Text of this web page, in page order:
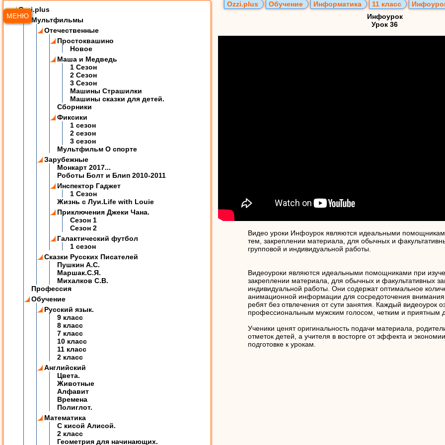
МЕНЮ
Ozzi.plus
Мультфильмы
Отечественные
Простоквашино
Новое
Маша и Медведь
1 Сезон
2 Сезон
3 Сезон
Машины Страшилки
Машины сказки для детей.
Сборники
Фиксики
1 сезон
2 сезон
3 сезон
Мультфильм О спорте
Зарубежные
Монкарт 2017...
Роботы Болт и Блип 2010-2011
Инспектор Гаджет
1 Сезон
Жизнь с Луи.Life with Louie
Приключения Джеки Чана.
Сезон 1
Сезон 2
Галактический футбол
1 сезон
Сказки Русских Писателей
Пушкин А.С.
Маршак.С.Я.
Михалков С.В.
Профессия
Обучение
Русский язык.
9 класс
8 класс
7 класс
10 класс
11 класс
2 класс
Английский
Цвета.
Животные
Алфавит
Времена
Полиглот.
Математика
C кисой Алисой.
2 класс
Геометрия для начинающих.
Ozzi.plus Обучение Информатика 11 класс
Инфоурок
Урок 36
Видео уроки Инфоурок являются идеальными
тем, закреплении материала, для обычных и
групповой и индивидуальной работы.
Видеоуроки являются идеальными помощниками при
закреплении материала, для обычных и факультативных
индивидуальной работы. Они содержат оптимальное
анимационной информации для сосредоточения
ребят без отвлечения от сути занятия. Каждый видеоурок
профессиональным мужским голосом, четким и приятным
Ученики ценят оригинальность подачи материала,
отметок детей, а учителя в восторге от эффекта и